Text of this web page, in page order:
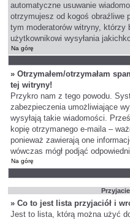
automatyczne usuwanie
otrzymujesz od kogoś obraźliwe
tym moderatorów witryny, którzy
użytkownikowi wysyłania
Na górę
» Otrzymałem/otrzymałam
tej witryny!
Przykro nam z tego powodu.
zabezpieczenia umożliwiające
wysyłają takie wiadomości.
kopię otrzymanego e-maila –
ponieważ zawierają one
wówczas mógł podjąć
Na górę
» Co to jest lista przyjaciół i
Jest to lista, którą można użyć